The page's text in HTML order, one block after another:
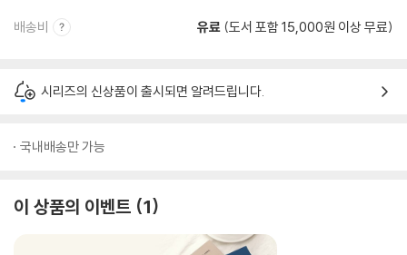
배송비 유료 (도서 포함 15,000원 이상 무료)
시리즈의 신상품이 출시되면 알려드립니다.
국내배송만 가능
이 상품의 이벤트 1